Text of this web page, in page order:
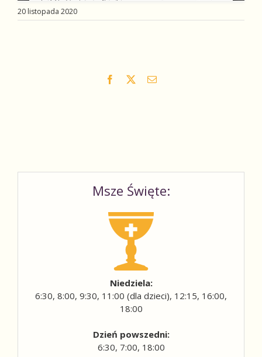
20 listopada 2020
Facebook Email
Msze Święte:
Niedziela:
6:30, 8:00, 9:30, 11:00 (dla dzieci), 12:15, 16:00,
18:00
Dzień powszedni:
6:30, 7:00, 18:00